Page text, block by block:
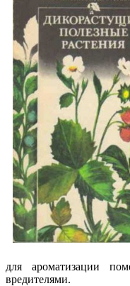
для ароматизации
вредителями.